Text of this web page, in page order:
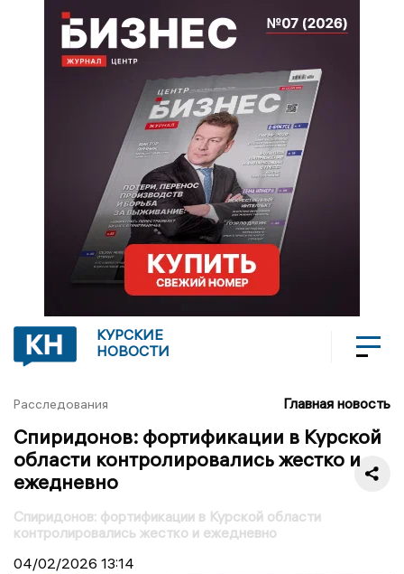
КУРСКИЕ
НОВОСТИ
Расследования Главная новость
Спиридонов: фортификации в Курской
области контролировались жестко и
ежедневно
Спиридонов: фортификации в Курской области
контролировались жестко и ежедневно
04/02/2026 13:14